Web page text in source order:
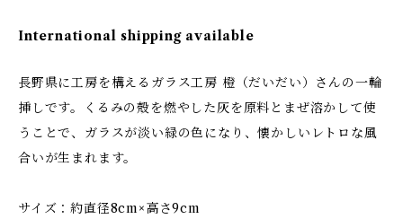
International shipping available
長野県に工房を構えるガラス工房 橙（だいだい）さんの一輪
挿しです。くるみの殻を燃やした灰を原料とまぜ溶かして使
うことで、ガラスが淡い緑の色になり、懐かしいレトロな風
合いが生まれます。
サイズ：約直径8cm×高さ9cm